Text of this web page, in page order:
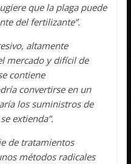
que la plaga puede
del fertilizante”.
altamente
mercado y difícil de
contiene
convertirse en un
los suministros de
extienda”.
de tratamientos
métodos radicales